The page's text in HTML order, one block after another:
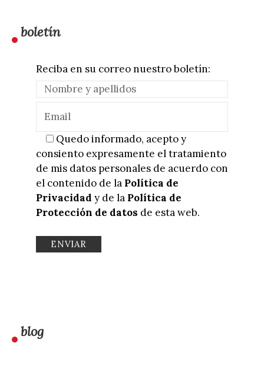
boletín
Reciba en su correo nuestro boletín:
Quedo informado, acepto y
consiento expresamente el tratamiento
de mis datos personales de acuerdo con
el contenido de la Política de
Privacidad y de la Política de
Protección de datos de esta web.
blog